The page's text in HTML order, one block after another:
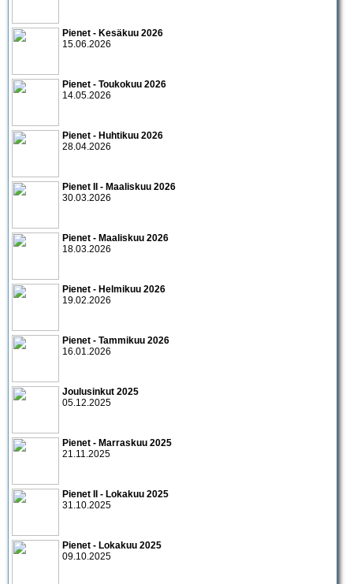
Pienet - Kesäkuu 2026
15.06.2026
Pienet - Toukokuu 2026
14.05.2026
Pienet - Huhtikuu 2026
28.04.2026
Pienet II - Maaliskuu 2026
30.03.2026
Pienet - Maaliskuu 2026
18.03.2026
Pienet - Helmikuu 2026
19.02.2026
Pienet - Tammikuu 2026
16.01.2026
Joulusinkut 2025
05.12.2025
Pienet - Marraskuu 2025
21.11.2025
Pienet II - Lokakuu 2025
31.10.2025
Pienet - Lokakuu 2025
09.10.2025